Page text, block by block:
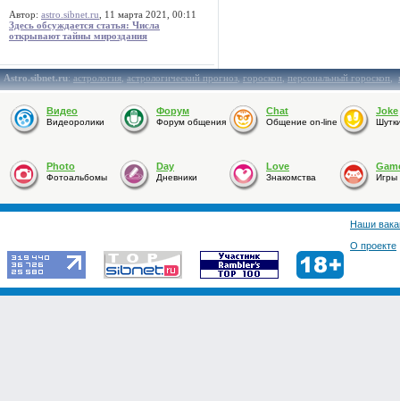
Автор: astro.sibnet.ru , 11 марта 2021, 00:11
Здесь обсуждается статья: Числа
открывают тайны мироздания
Astro.sibnet.ru:астрология,астрологический прогноз,гороскоп,персональный гороскоп,
Видео
Видеоролики
Форум
Форум общения
Chat
Общение on-line
Joke
Photo
Фотоальбомы
Day
Дневники
Love
Знакомства Игры
Наши
О проекте